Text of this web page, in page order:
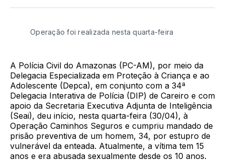
BlueSkyTwitterFacebook
LinkedInWhatsApp
Email
Operação foi realizada nesta quarta-feira
A Polícia Civil do Amazonas (PC-AM), por meio da
Delegacia Especializada em Proteção à Criança e ao
Adolescente (Depca), em conjunto com a 34ª
Delegacia Interativa de Polícia (DIP) de Careiro e com
apoio da Secretaria Executiva Adjunta de Inteligência
(Seai), deu início, nesta quarta-feira (30/04), à
Operação Caminhos Seguros e cumpriu mandado de
prisão preventiva de um homem, 34, por estupro de
vulnerável da enteada. Atualmente, a vítima tem 15
anos e era abusada sexualmente desde os 10 anos.